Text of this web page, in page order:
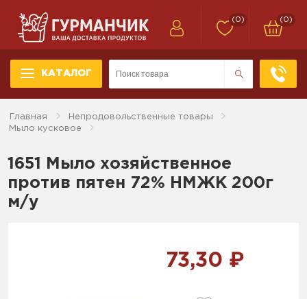
КАТАЛОГ
(0) (0)
Главная
Непродовольственные товары
Мыло кусковое
1651 Мыло хозяйственное
против пятен 72% НМЖК 200г
м/у
73,30 ₽